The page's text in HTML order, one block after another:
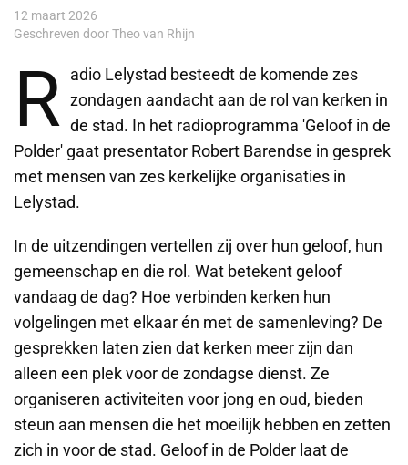
12 maart 2026
Geschreven door Theo van Rhijn
R adio Lelystad besteedt de komende zes
zondagen aandacht aan de rol van kerken in
de stad. In het radioprogramma 'Geloof in de
Polder' gaat presentator Robert Barendse in gesprek
met mensen van zes kerkelijke organisaties in
Lelystad.
In de uitzendingen vertellen zij over hun geloof, hun
gemeenschap en die rol. Wat betekent geloof
vandaag de dag? Hoe verbinden kerken hun
volgelingen met elkaar én met de samenleving? De
gesprekken laten zien dat kerken meer zijn dan
alleen een plek voor de zondagse dienst. Ze
organiseren activiteiten voor jong en oud, bieden
steun aan mensen die het moeilijk hebben en zetten
zich in voor de stad. Geloof in de Polder laat de